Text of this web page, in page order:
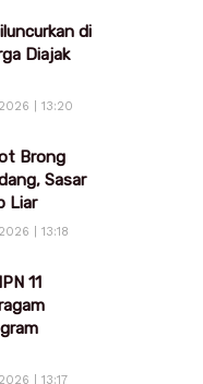
di
Diajak
| 13:20
Brong
Sasar
Liar
| 13:18
11
| 13:17